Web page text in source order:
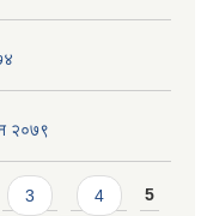
२०७९
3 4 5